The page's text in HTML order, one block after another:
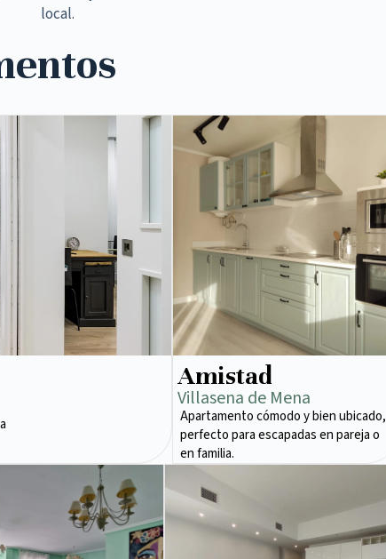
local.
Amistad
Villasena de Mena
Apartamento cómodo y bien ubicado,
perfecto para escapadas en pareja o
en familia.